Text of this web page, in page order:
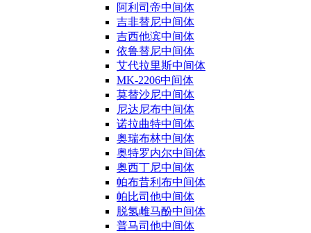
阿利司帝中间体
吉非替尼中间体
吉西他滨中间体
依鲁替尼中间体
艾代拉里斯中间体
MK-2206中间体
莫替沙尼中间体
尼达尼布中间体
诺拉曲特中间体
奥瑞布林中间体
奥特罗内尔中间体
奥西丁尼中间体
帕布昔利布中间体
帕比司他中间体
脱氢雌马酚中间体
普马司他中间体